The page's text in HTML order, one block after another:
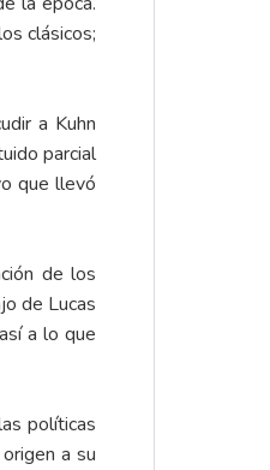
clásicos;
a Kuhn
parcial
que llevó
de los
de Lucas
a lo que
políticas
a su